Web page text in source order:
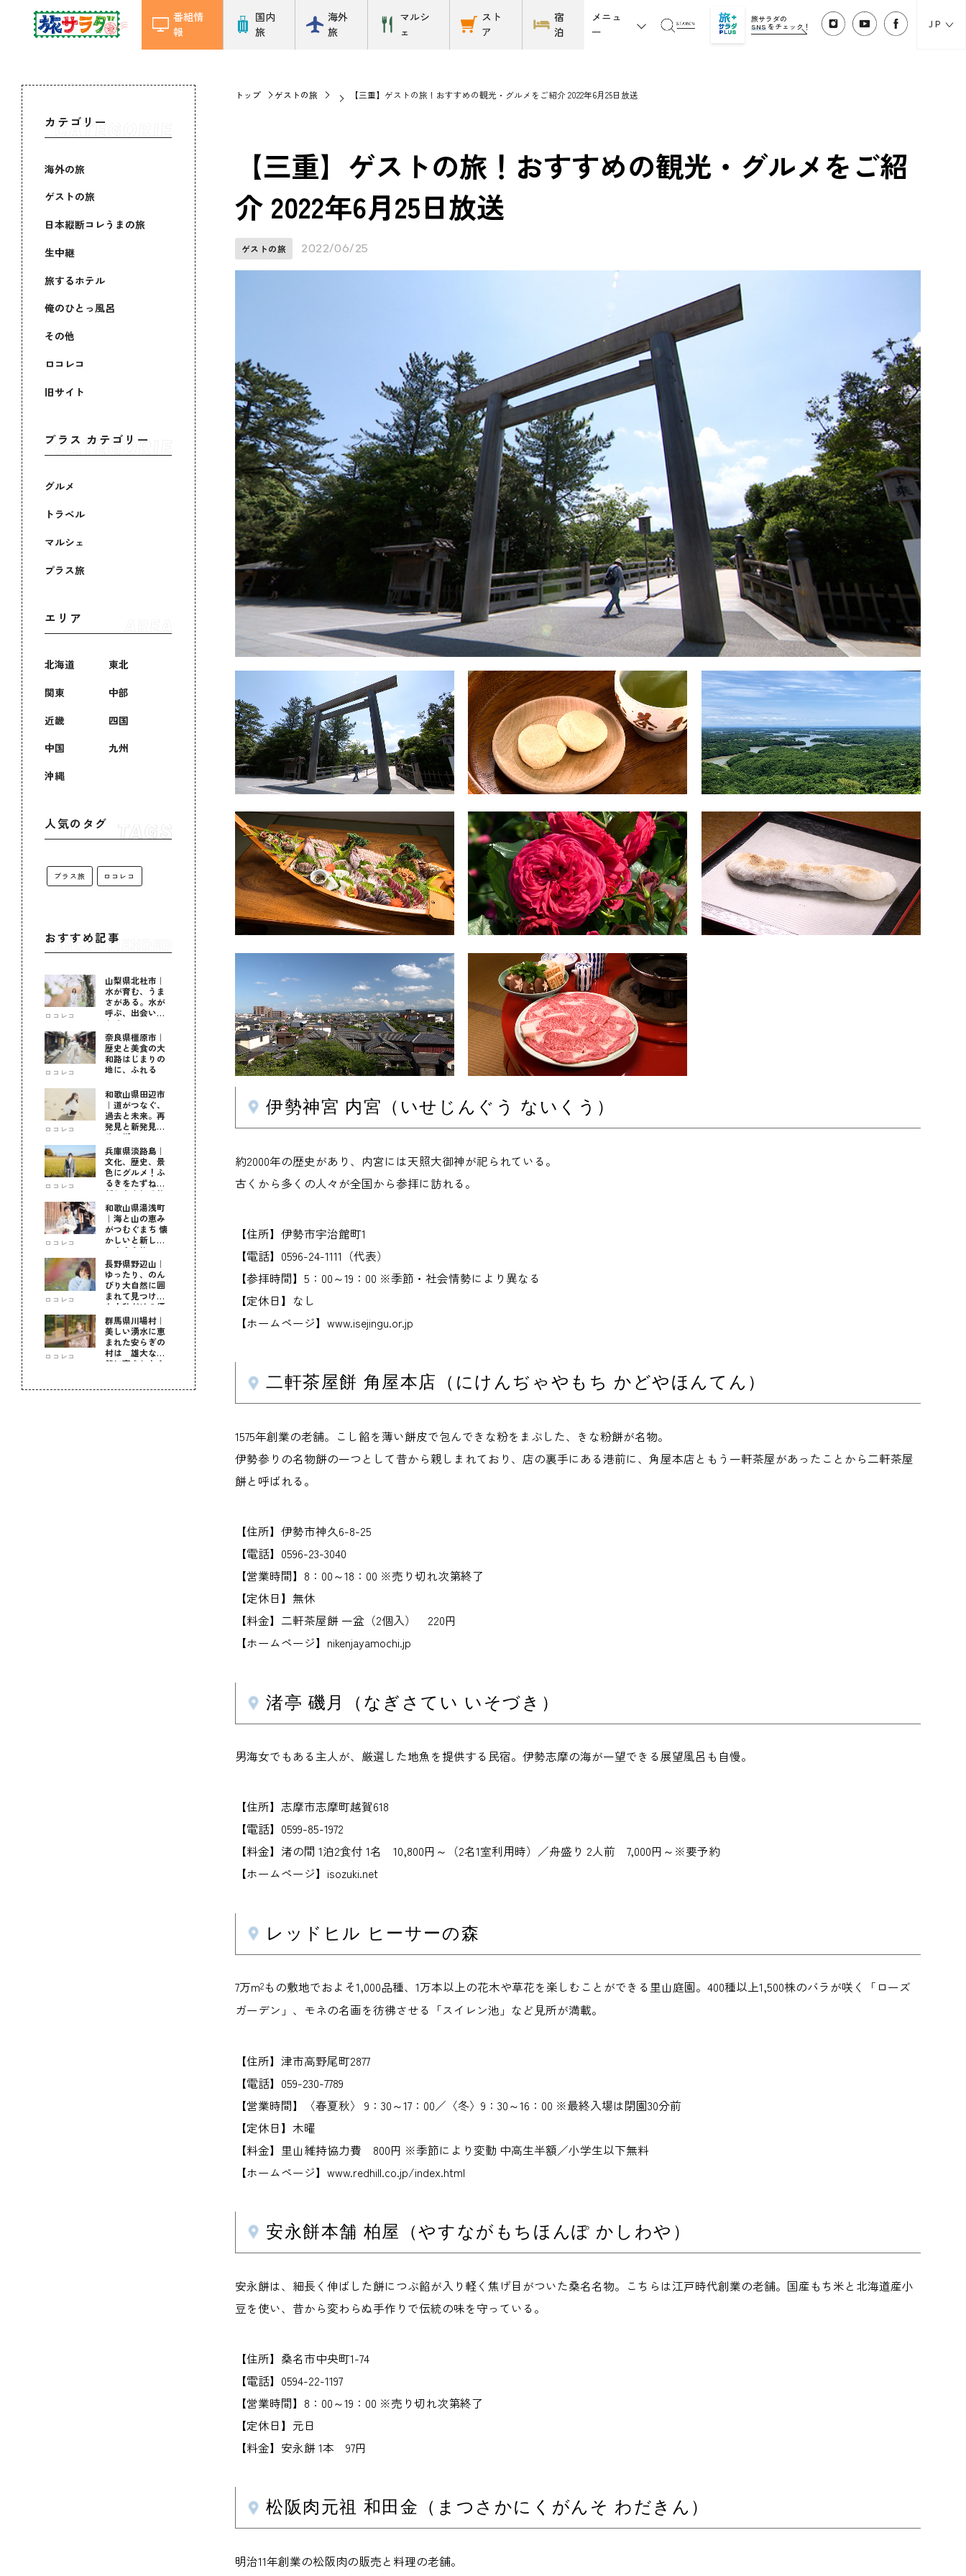
番組情
報
国内
旅
海外
旅
マルシ
ェ
スト
ア
宿
泊
メニュ
ー
旅サラダの
SNS をチェック！ JP
カテゴリー
海外の旅
ゲストの旅
日本縦断コレうまの旅
生中継
旅するホテル
俺のひとっ風呂
その他
ロコレコ
旧サイト
プラス カテゴリー
グルメ
トラベル
マルシェ
プラス旅
エリア
北海道
東北
関東
中部
近畿
四国
中国
九州
沖縄
人気のタグ
プラス旅 ロコレコ
おすすめ記事
ロコレコ
山梨県北杜市｜
水が育む、うま
さがある。水が
呼ぶ、出会いが
ある。
ロコレコ
奈良県橿原市｜
歴史と美食の大
和路はじまりの
地に、ふれる
ロコレコ
和歌山県田辺市
｜道がつなぐ、
過去と未来。再
発見と新発見の
待つ街へ
ロコレコ
兵庫県淡路島｜
文化、歴史、景
色にグルメ！ふ
るきをたずねて
新しきを知る旅
ロコレコ
和歌山県湯浅町
｜海と山の恵み
がつむぐまち 懐
かしいと新しい
に出会う旅
ロコレコ
長野県野辺山｜
ゆったり、のん
びり大自然に囲
まれて見つけ
た！私だけの優
しい自分時間
ロコレコ
群馬県川場村｜
美しい湧水に恵
まれた安らぎの
村は 雄大な自
然に育まれた心
トップ ゲストの旅 【三重】ゲストの旅！おすすめの観光・グルメをご紹介 2022年6月25日放送
【三重】ゲストの旅！おすすめの観光・グルメをご紹
介 2022年6月25日放送
ゲストの旅 2022/06/25
伊勢神宮 内宮（いせじんぐう ないくう）
約2000年の歴史があり、内宮には天照大御神が祀られている。
古くから多くの人々が全国から参拝に訪れる。
【住所】伊勢市宇治館町1
【電話】0596-24-1111（代表）
【参拝時間】5：00～19：00 ※季節・社会情勢により異なる
【定休日】なし
【ホームページ】www.isejingu.or.jp
二軒茶屋餅 角屋本店（にけんぢゃやもち かどやほんてん）
1575年創業の老舗。こし餡を薄い餅皮で包んできな粉をまぶした、きな粉餅が名物。
伊勢参りの名物餅の一つとして昔から親しまれており、店の裏手にある港前に、角屋本店ともう一軒茶屋があったことから二軒茶屋
餅と呼ばれる。
【住所】伊勢市神久6-8-25
【電話】0596-23-3040
【営業時間】8：00～18：00 ※売り切れ次第終了
【定休日】無休
【料金】二軒茶屋餅 一盆（2個入） 220円
【ホームページ】nikenjayamochi.jp
渚亭 磯月（なぎさてい いそづき）
男海女でもある主人が、厳選した地魚を提供する民宿。伊勢志摩の海が一望できる展望風呂も自慢。
【住所】志摩市志摩町越賀618
【電話】0599-85-1972
【料金】渚の間 1泊2食付 1名 10,800円～（2名1室利用時）／舟盛り 2人前 7,000円～※要予約
【ホームページ】isozuki.net
レッドヒル ヒーサーの森
7万m2もの敷地でおよそ1,000品種、1万本以上の花木や草花を楽しむことができる里山庭園。400種以上1,500株のバラが咲く「ローズ
ガーデン」、モネの名画を彷彿させる「スイレン池」など見所が満載。
【住所】津市高野尾町2877
【電話】059-230-7789
【営業時間】〈春夏秋〉 9：30～17：00／〈冬〉9：30～16：00 ※最終入場は閉園30分前
【定休日】木曜
【料金】里山維持協力費 800円 ※季節により変動 中高生半額／小学生以下無料
【ホームページ】www.redhill.co.jp/index.html
安永餅本舗 柏屋（やすながもちほんぽ かしわや）
安永餅は、細長く伸ばした餅につぶ餡が入り軽く焦げ目がついた桑名名物。こちらは江戸時代創業の老舗。国産もち米と北海道産小
豆を使い、昔から変わらぬ手作りで伝統の味を守っている。
【住所】桑名市中央町1-74
【電話】0594-22-1197
【営業時間】8：00～19：00 ※売り切れ次第終了
【定休日】元日
【料金】安永餅 1本 97円
松阪肉元祖 和田金（まつさかにくがんそ わだきん）
明治11年創業の松阪肉の販売と料理の老舗。